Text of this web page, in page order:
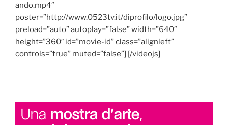
ando.mp4″
poster=”http://www.0523tv.it/diprofilo/logo.jpg”
preload=”auto” autoplay=”false” width=”640″
height=”360″ id=”movie-id” class=”alignleft”
controls=”true” muted=”false”] [/videojs]